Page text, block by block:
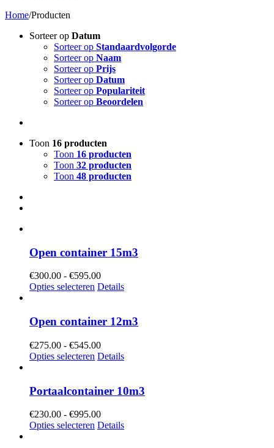
Home/Producten
Sorteer op Datum
Sorteer op Standaardvolgorde
Sorteer op Naam
Sorteer op Prijs
Sorteer op Datum
Sorteer op Populariteit
Sorteer op Beoordelen
Toon 16 producten
Toon 16 producten
Toon 32 producten
Toon 48 producten
Open container 15m3
€300.00 - €595.00Prijsklasse:
€300.00
Opties selecteren Details
Open container 12m3
€275.00 - €545.00Prijsklasse:
€275.00
Opties selecteren Details
Portaalcontainer 10m3
€230.00 - €995.00Prijsklasse:
€230.00
Opties selecteren Details